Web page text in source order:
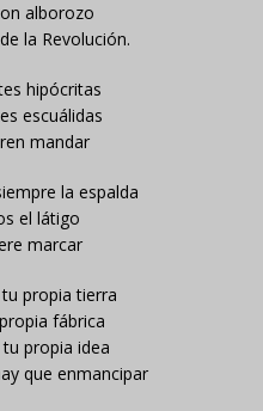
alborozo
la Revolución.
hipócritas
escuálidas
mandar
la espalda
el látigo
marcar
propia tierra
fábrica
propia idea
que enmancipar